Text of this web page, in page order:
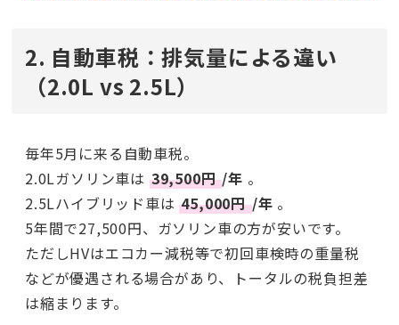
2. 自動車税：排気量による違い
（2.0L vs 2.5L）
毎年5月に来る自動車税。
2.0Lガソリン車は 39,500円/年 。
2.5Lハイブリッド車は45,000円/年 。
5年間で27,500円、ガソリン車の方が安いです。
ただしHVはエコカー減税等で初回車検時の重量税
などが優遇される場合があり、トータルの税負担差
は縮まります。